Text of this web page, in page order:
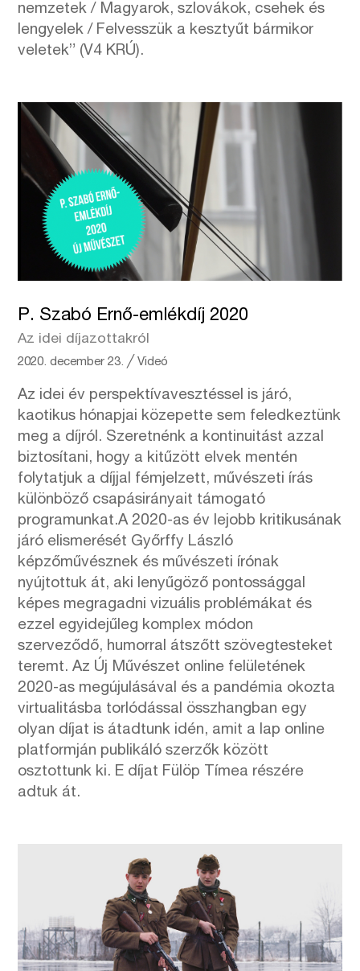
nemzetek / Magyarok, szlovákok, csehek és
lengyelek / Felvesszük a kesztyűt bármikor
veletek” (V4 KRÚ).
P. Szabó Ernő-emlékdíj 2020
Az idei díjazottakról
2020. december 23. ╱Videó
Az idei év perspektívavesztéssel is járó,
kaotikus hónapjai közepette sem feledkeztünk
meg a díjról. Szeretnénk a kontinuitást azzal
biztosítani, hogy a kitűzött elvek mentén
folytatjuk a díjjal fémjelzett, művészeti írás
különböző csapásirányait támogató
programunkat.A 2020-as év lejobb kritikusának
járó elismerését Győrffy László
képzőművésznek és művészeti írónak
nyújtottuk át, aki lenyűgöző pontossággal
képes megragadni vizuális problémákat és
ezzel egyidejűleg komplex módon
szerveződő, humorral átszőtt szövegtesteket
teremt. Az Új Művészet online felületének
2020-as megújulásával és a pandémia okozta
virtualitásba torlódással összhangban egy
olyan díjat is átadtunk idén, amit a lap online
platformján publikáló szerzők között
osztottunk ki. E díjat Fülöp Tímea részére
adtuk át.